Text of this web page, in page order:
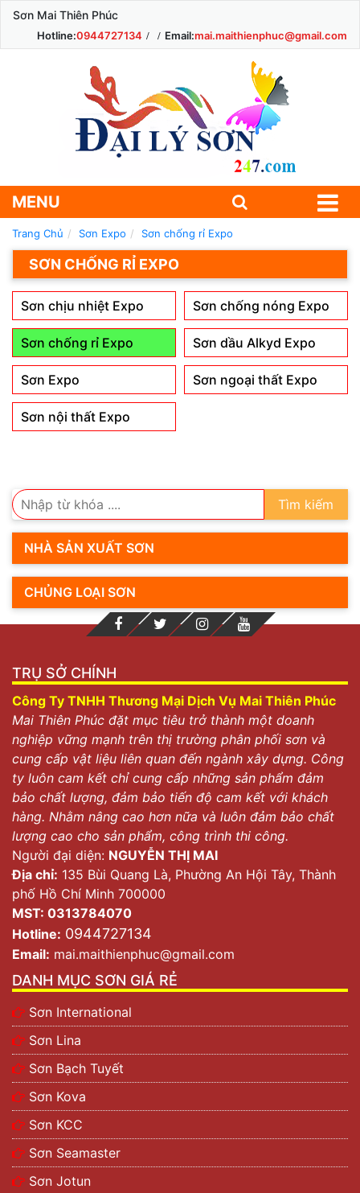
Sơn Mai Thiên Phúc
Hotline:0944727134 Email:mai.maithienphuc@gmail.com
MENU
Trang Chủ Sơn Expo Sơn chống rỉ Expo
SƠN CHỐNG RỈ EXPO
Sơn chịu nhiệt Expo Sơn chống nóng Expo
Sơn chống rỉ Expo Sơn dầu Alkyd Expo
Sơn Expo Sơn ngoại thất Expo
Sơn nội thất Expo
Tìm kiếm
NHÀ SẢN XUẤT SƠN
CHỦNG LOẠI SƠN
TRỤ SỞ CHÍNH
Công Ty TNHH Thương Mại Dịch Vụ Mai Thiên Phúc
Mai Thiên Phúc đặt mục tiêu trở thành một doanh
nghiệp vững mạnh trên thị trường phân phối sơn và
cung cấp vật liệu liên quan đến ngành xây dựng. Công
ty luôn cam kết chỉ cung cấp những sản phẩm đảm
bảo chất lượng, đảm bảo tiến độ cam kết với khách
hàng. Nhằm nâng cao hơn nữa và luôn đảm bảo chất
lượng cao cho sản phẩm, công trình thi công.
Người đại diện: NGUYỄN THỊ MAI
Địa chỉ: 135 Bùi Quang Là, Phường An Hội Tây, Thành
phố Hồ Chí Minh 700000
MST: 0313784070
Hotline: 0944727134
Email: mai.maithienphuc@gmail.com
DANH MỤC SƠN GIÁ RẺ
Sơn International
Sơn Lina
Sơn Bạch Tuyết
Sơn Kova
Sơn KCC
Sơn Seamaster
Sơn Jotun